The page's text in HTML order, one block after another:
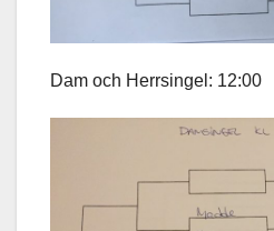
Dam och Herrsingel: 12:00